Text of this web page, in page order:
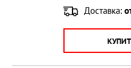
Доставка: